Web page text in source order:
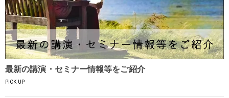
最新の講演・セミナー情報等をご紹介
PICK UP